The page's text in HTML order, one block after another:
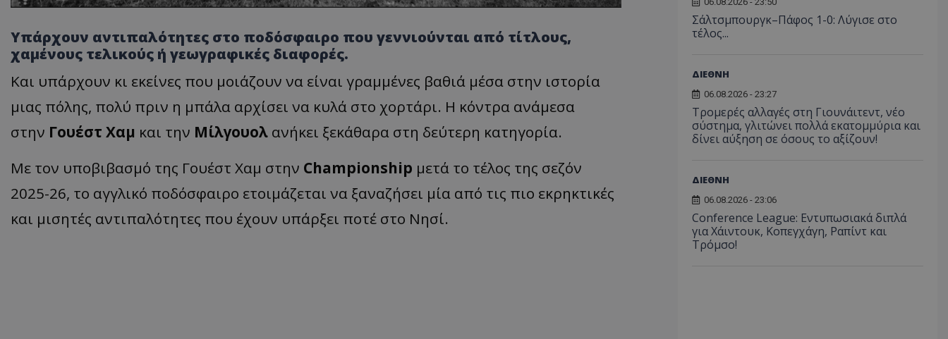
Υπάρχουν αντιπαλότητες στο ποδόσφαιρο που γεννιούνται από τίτλους,
χαμένους τελικούς ή γεωγραφικές διαφορές.
Και υπάρχουν κι εκείνες που μοιάζουν να είναι γραμμένες βαθιά μέσα στην ιστορία
μιας πόλης, πολύ πριν η μπάλα αρχίσει να κυλά στο χορτάρι. Η κόντρα ανάμεσα
στην Γουέστ Χαμ και την Μίλγουολ ανήκει ξεκάθαρα στη δεύτερη κατηγορία.
Με τον υποβιβασμό της Γουέστ Χαμ στην Championship μετά το τέλος της σεζόν
2025-26, το αγγλικό ποδόσφαιρο ετοιμάζεται να ξαναζήσει μία από τις πιο εκρηκτικές
και μισητές αντιπαλότητες που έχουν υπάρξει ποτέ στο Νησί.
Σάλτσμπουργκ–Πάφος 1-0: Λύγισε στο
τέλος...
ΔΙΕΘΝΗ
06.08.2026 - 23:27
Τρομερές αλλαγές στη Γιουνάιτεντ, νέο
σύστημα, γλιτώνει πολλά εκατομμύρια και
δίνει αύξηση σε όσους το αξίζουν!
ΔΙΕΘΝΗ
06.08.2026 - 23:06
Conference League: Εντυπωσιακά διπλά
για Χάιντουκ, Κοπεγχάγη, Ραπίντ και
Τρόμσο!